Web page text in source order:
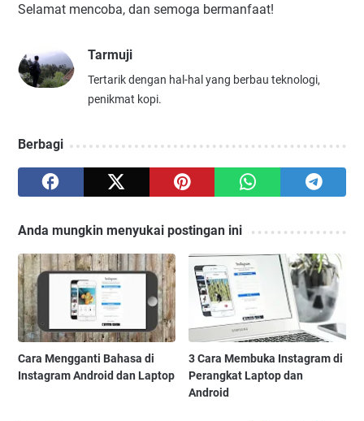
Selamat mencoba, dan semoga bermanfaat!
Tarmuji
Tertarik dengan hal-hal yang berbau teknologi,
penikmat kopi.
Berbagi
Anda mungkin menyukai postingan ini
Cara Mengganti Bahasa di
Instagram Android dan Laptop
3 Cara Membuka Instagram di
Perangkat Laptop dan
Android